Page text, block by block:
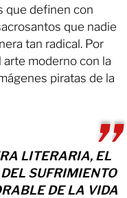
que definen con
que nadie
tan radical. Por
moderno con la
piratas de la
LITERARIA, EL
SUFRIMIENTO
DE LA VIDA